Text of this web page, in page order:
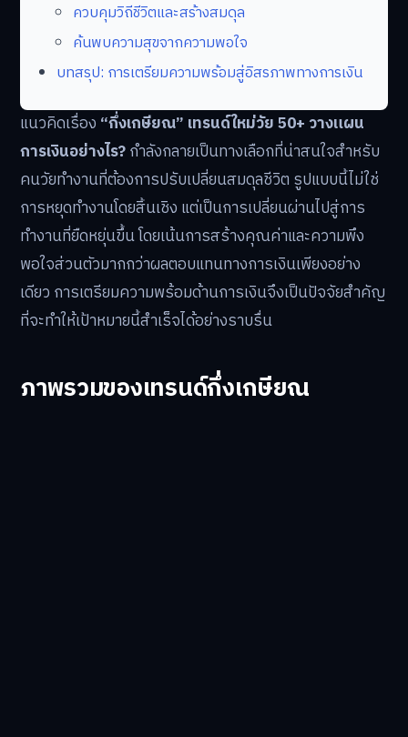
ควบคุมวิถีชีวิตและสร้างสมดุล
ค้นพบความสุขจากความพอใจ
บทสรุป: การเตรียมความพร้อมสู่อิสรภาพทางการเงิน
แนวคิดเรื่อง “กึ่งเกษียณ” เทรนด์ใหม่วัย 50+ วางแผน
การเงินอย่างไร?กำลังกลายเป็นทางเลือกที่น่าสนใจสำหรับ
คนวัยทำงานที่ต้องการปรับเปลี่ยนสมดุลชีวิต รูปแบบนี้ไม่ใช่
การหยุดทำงานโดยสิ้นเชิง แต่เป็นการเปลี่ยนผ่านไปสู่การ
ทำงานที่ยืดหยุ่นขึ้น โดยเน้นการสร้างคุณค่าและความพึง
พอใจส่วนตัวมากกว่าผลตอบแทนทางการเงินเพียงอย่าง
เดียว การเตรียมความพร้อมด้านการเงินจึงเป็นปัจจัยสำคัญ
ที่จะทำให้เป้าหมายนี้สำเร็จได้อย่างราบรื่น
ภาพรวมของเทรนด์กึ่งเกษียณ